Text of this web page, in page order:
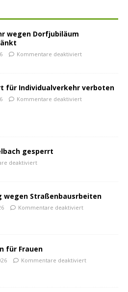
wegen Dorfjubiläum
Kommentare deaktiviert
für Individualverkehr verboten
Kommentare deaktiviert
gesperrt
deaktiviert
wegen Straßenbausrbeiten
Kommentare deaktiviert
für Frauen
Kommentare deaktiviert